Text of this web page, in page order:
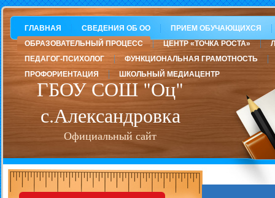
ГБОУ СОШ "Оц"
с.Александровка
Официальный сайт
ГЛАВНАЯ СВЕДЕНИЯ ОБ ОО
ПРИЕМ ОБУЧАЮЩИХСЯ
ОБРАЗОВАТЕЛЬНЫЙ ПРОЦЕСС
ЦЕНТР «ТОЧКА РОСТА»
ПЕДАГОГ-ПСИХОЛОГ
ФУНКЦИОНАЛЬНАЯ ГРАМОТНОСТЬ
ПРОФОРИЕНТАЦИЯ
ШКОЛЬНЫЙ МЕДИАЦЕНТР